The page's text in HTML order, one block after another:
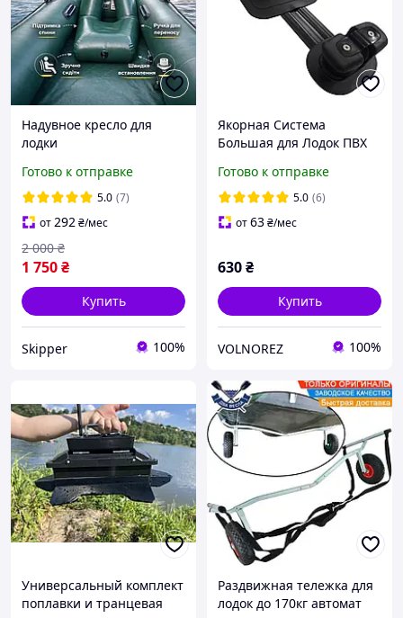
Надувное кресло для
лодки
Готово к отправке
5.0 (7)
от292₴/мес
1 750₴
2 000 ₴
Купить
Skipper 100%
Якорная Система
Большая для Лодок ПВХ
Готово к отправке
5.0 (6)
от63₴/мес
630₴
Купить
VOLNOREZ 100%
Универсальный комплект
поплавки и транцевая
Раздвижная тележка для
лодок до 170кг автомат